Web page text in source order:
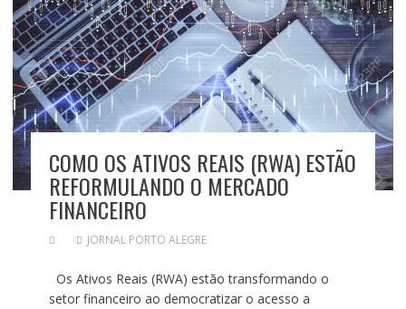
COMO OS ATIVOS REAIS (RWA) ESTÃO
REFORMULANDO O MERCADO
FINANCEIRO
JORNAL PORTO ALEGRE
Os Ativos Reais (RWA) estão transformando o
setor financeiro ao democratizar o acesso a